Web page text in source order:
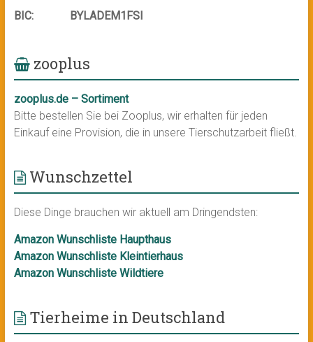
BIC:
BYLADEM1FSI
zooplus
zooplus.de – Sortiment
Bitte bestellen Sie bei Zooplus, wir erhalten für jeden
Einkauf eine Provision, die in unsere Tierschutzarbeit fließt.
Wunschzettel
Diese Dinge brauchen wir aktuell am Dringendsten:
Amazon Wunschliste Haupthaus
Amazon Wunschliste Kleintierhaus
Amazon Wunschliste Wildtiere
Tierheime in Deutschland